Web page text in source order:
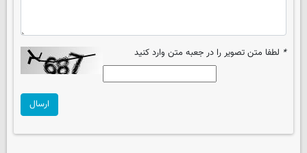
* لطفا متن تصویر را در جعبه متن وارد کنید
ارسال